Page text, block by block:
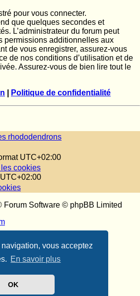
vous acceptez
En savoir plus
OK
pour vous connecter.
que quelques secondes et
L’administrateur du forum peut
permissions additionnelles aux
de vous enregistrer, assurez-vous
de nos conditions d’utilisation et de
Assurez-vous de bien lire tout le
Politique de confidentialité
rhododendrons
UTC+02:00
cookies
UTC+02:00
Forum Software © phpBB Limited